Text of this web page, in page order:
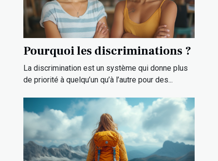
Pourquoi les discriminations ?
La discrimination est un système qui donne plus
de priorité à quelqu’un qu’à l’autre pour des...